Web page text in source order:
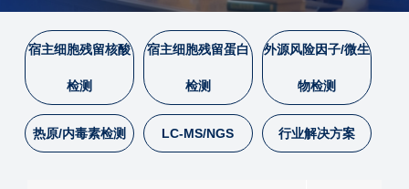
宿主细胞残留核酸
检测
宿主细胞残留蛋白
检测
外源风险因子/微生
物检测
热原/内毒素检测 LC-MS/NGS 行业解决方案